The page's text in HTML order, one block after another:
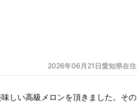
2026年06月21日愛知県在住
しい高級メロンを頂きました。その